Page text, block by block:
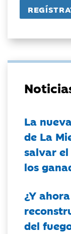
La
de La
salvar
los
¿Y
del